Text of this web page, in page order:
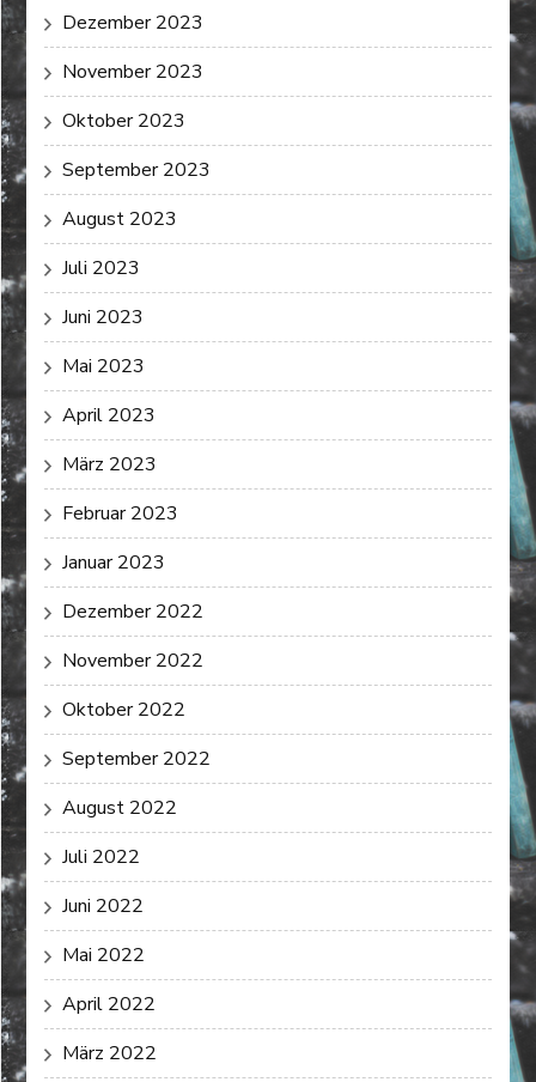
Dezember 2023
November 2023
Oktober 2023
September 2023
August 2023
Juli 2023
Juni 2023
Mai 2023
April 2023
März 2023
Februar 2023
Januar 2023
Dezember 2022
November 2022
Oktober 2022
September 2022
August 2022
Juli 2022
Juni 2022
Mai 2022
April 2022
März 2022